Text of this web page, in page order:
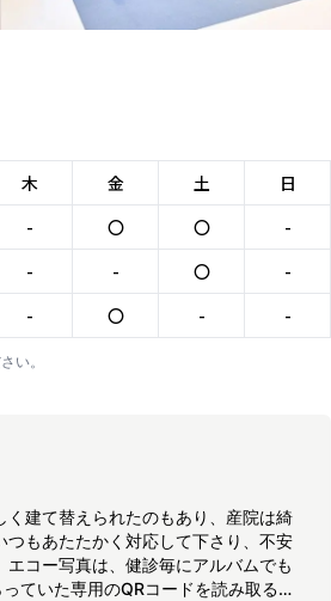
木 金 土
日
- 〇 〇
-
- - 〇
-
- 〇 - -
い。
建て替えられたのもあり、産院は綺
もあたたかく対応して下さり、不安
コー写真は、健診毎にアルバムでも
ていた専用のQRコードを読み取ると